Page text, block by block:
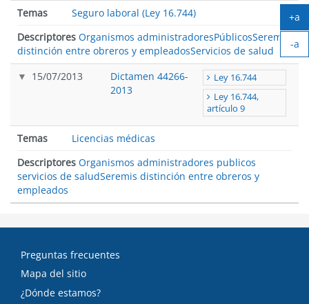
Temas
Seguro laboral (Ley 16.744)
Descriptores Organismos administradoresPúblicosSeremis
distinción entre obreros y empleadosServicios de salud
15/07/2013
Dictamen 44266-
2013
Ley 16.744
Ley 16.744,
artículo 9
Temas
Licencias médicas
Descriptores Organismos administradores publicos
servicios de saludSeremis distinción entre obreros y
empleados
Preguntas frecuentes
Mapa del sitio
¿Dónde estamos?
+a
-a